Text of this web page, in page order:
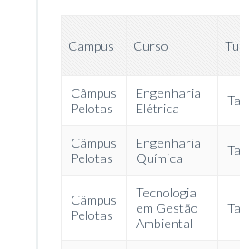
Campus Curso
Câmpus
Pelotas
Engenharia
Elétrica
Câmpus
Pelotas
Engenharia
Química
Câmpus
Pelotas
Tecnologia
em Gestão
Ambiental